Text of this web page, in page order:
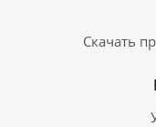
Скачать